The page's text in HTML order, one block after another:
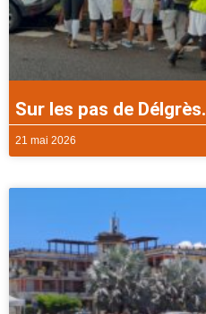
Sur les pas de Délgrès.
21 mai 2026